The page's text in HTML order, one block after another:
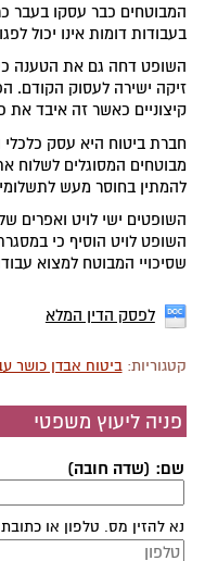
המבוטחים כבר עסקו בעבר
בעבודות דומות אינו יכול
השופט דחה גם את הטענה
זיקה ישירה לעסוק הקודם.
קיצוניים כאשר זה איבד את
חברת ביטוח היא עסק
מבוטחים המסוגלים לשלוח
להמתין בחוסר מעש
השופטים ישי לויט ואפרים
השופט לויט הוסיף כי
שסיכויי המבוטח למצוא
לפסק הדין המלא
קטגוריות:ביטוח אבדן כושר
פניה ליעוץ משפטי
שם: (שדה חובה)
נא להזין מס. טלפון או